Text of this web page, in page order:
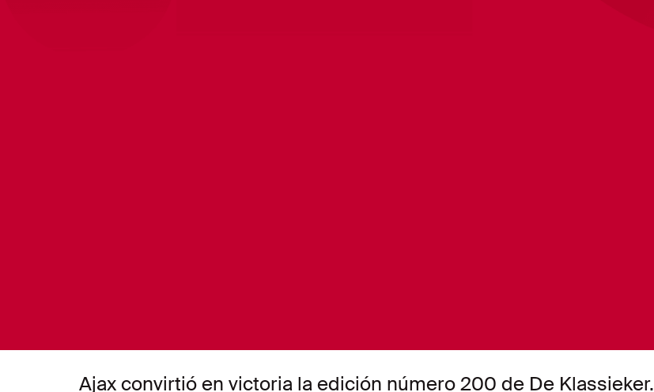
Ajax convirtió en victoria la edición número 200 de De Klassieker.